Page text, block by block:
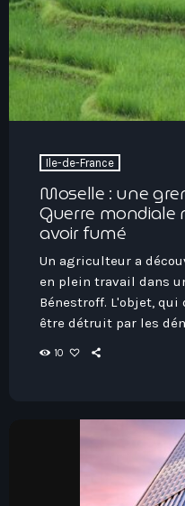
play_arrow Seven Ile-De-France
Auvergne-Rhône-Alpes
Bretagne
Centre-Val De Loire
Corse
Île-De-France
Podcasts
Mixstation
L’équipe
Contact
Ile-de-France
Moselle : une
Guerre mondiale
avoir fumé
Un agriculteur a
en plein travail dans
Bénestroff. L'objet, qui
être détruit par les
10